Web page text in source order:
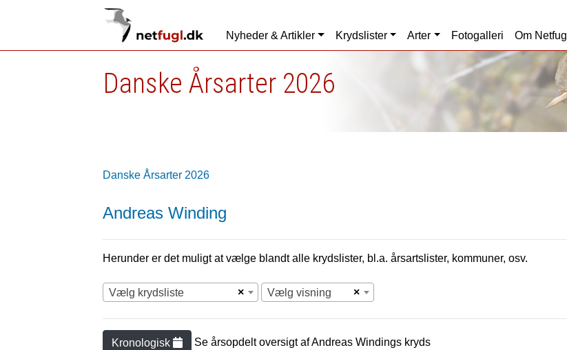
Nyheder & Artikler Krydslister Arter Fotogalleri Om Netfugl
Danske Årsarter 2026
Danske Årsarter 2026
Andreas Winding
Herunder er det muligt at vælge blandt alle krydslister, bl.a. årsartslister, kommuner, osv.
×
Vælg krydsliste ×
Vælg visning
Kronologisk Se årsopdelt oversigt afAndreas Windings kryds